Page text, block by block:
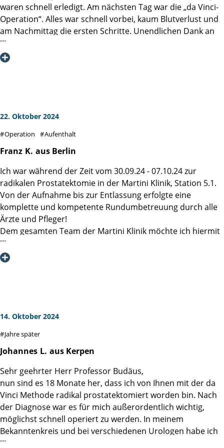
Nach Katheterzug hatte ich nur minimale
Kontinenzprobleme. Da ich keine Reha mache habe
ich sofort mit dem Beckenbodentraining weitergemacht.
Dadurch bin ich bis heute fast
vollständig kontinent.
herzlichen Dank.
Besonders bedanke ich mich bei Herrn Professor Salomon
und seinem Operatinonsteam. Ich bin sehr zufrieden mit
Herzliche Grüße aus Thüringen
empfehlen. Dort arbeitet ein klasse Team auf Augenhöhe.
waren schnell erledigt. Am nächsten Tag war die „da Vinci-
Operation“. Alles war schnell vorbei, kaum Blutverlust und
am Nachmittag die ersten Schritte. Unendlichen Dank an
Prof. Haese und sein Team.
Nach einer Woche wurde ich von meinem Sohn mit dem
meine Antwort.
22. Oktober 2024
Operation Aufenthalt
Franz K. aus Berlin
Ich war während der Zeit vom 30.09.24 - 07.10.24 zur
radikalen Prostatektomie in der Martini Klinik, Station 5.1.
Von der Aufnahme bis zur Entlassung erfolgte eine
komplette und kompetente Rundumbetreuung durch alle
Ärzte und Pfleger!
Dem gesamten Team der Martini Klinik möchte ich hiermit
meine Dankbarkeit aussprechen,
besonders Herrn Dr. Preisser, der die OP durchgeführt hat,
14. Oktober 2024
Jahre später
Johannes L. aus Kerpen
Sehr geehrter Herr Professor Budäus,
nun sind es 18 Monate her, dass ich von Ihnen mit der da
Vinci Methode radikal prostatektomiert worden bin. Nach
der Diagnose war es für mich außerordentlich wichtig,
möglichst schnell operiert zu werden. In meinem
Bekanntenkreis und bei verschiedenen Urologen habe ich
mich dann nach der besten Klinik für eine solche OP